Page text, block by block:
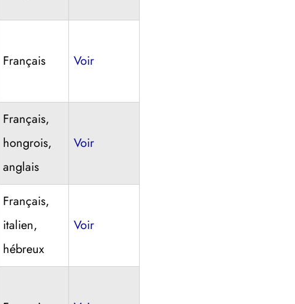
Français Voir
Français,
hongrois,
anglais
Voir
Français,
italien,
hébreux
Voir